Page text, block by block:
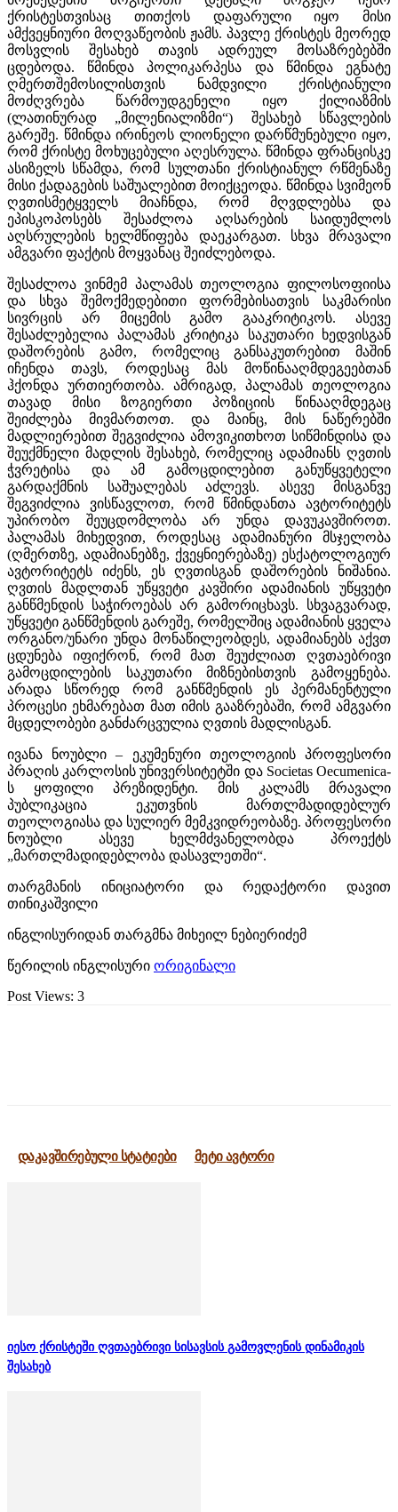
ქრისტესთვისაც თითქოს დაფარული იყო მისი
ამქვეყნიური მოღვაწეობის ჟამს. პავლე ქრისტეს მეორედ
მოსვლის შესახებ თავის ადრეულ მოსაზრებებში
ცდებოდა. წმინდა პოლიკარპესა და წმინდა ეგნატე
ღმერთშემოსილისთვის ნამდვილი ქრისტიანული
მოძღვრება წარმოუდგენელი იყო ქილიაზმის
(ლათინურად „მილენიალიზმი“) შესახებ სწავლების
გარეშე. წმინდა ირინეოს ლიონელი დარწმუნებული იყო,
რომ ქრისტე მოხუცებული აღესრულა. წმინდა ფრანცისკე
ასიზელს სწამდა, რომ სულთანი ქრისტიანულ რწმენაზე
მისი ქადაგების საშუალებით მოიქცეოდა. წმინდა სვიმეონ
ღვთისმეტყველს მიაჩნდა, რომ მღვდლებსა და
ეპისკოპოსებს შესაძლოა აღსარების საიდუმლოს
აღსრულების ხელმწიფება დაეკარგათ. სხვა მრავალი
ამგვარი ფაქტის მოყვანაც შეიძლებოდა.
შესაძლოა ვინმემ პალამას თეოლოგია ფილოსოფიისა
და სხვა შემოქმედებითი ფორმებისათვის საკმარისი
სივრცის არ მიცემის გამო გააკრიტიკოს. ასევე
შესაძლებელია პალამას კრიტიკა საკუთარი ხედვისგან
დაშორების გამო, რომელიც განსაკუთრებით მაშინ
იჩენდა თავს, როდესაც მას მოწინააღმდეგეებთან
ჰქონდა ურთიერთობა. ამრიგად, პალამას თეოლოგია
თავად მისი ზოგიერთი პოზიციის წინააღმდეგაც
შეიძლება მივმართოთ. და მაინც, მის ნაწერებში
მადლიერებით შეგვიძლია ამოვიკითხოთ სიწმინდისა და
შეუქმნელი მადლის შესახებ, რომელიც ადამიანს ღვთის
ჭვრეტისა და ამ გამოცდილებით განუწყვეტელი
გარდაქმნის საშუალებას აძლევს. ასევე მისგანვე
შეგვიძლია ვისწავლოთ, რომ წმინდანთა ავტორიტეტს
უპირობო შეუცდომლობა არ უნდა დავუკავშიროთ.
პალამას მიხედვით, როდესაც ადამიანური მსჯელობა
(ღმერთზე, ადამიანებზე, ქვეყნიერებაზე) ესქატოლოგიურ
ავტორიტეტს იძენს, ეს ღვთისგან დაშორების ნიშანია.
ღვთის მადლთან უწყვეტი კავშირი ადამიანის უწყვეტი
განწმენდის საჭიროებას არ გამორიცხავს. სხვაგვარად,
უწყვეტი განწმენდის გარეშე, რომელშიც ადამიანის ყველა
ორგანო/უნარი უნდა მონაწილეობდეს, ადამიანებს აქვთ
ცდუნება იფიქრონ, რომ მათ შეუძლიათ ღვთაებრივი
გამოცდილების საკუთარი მიზნებისთვის გამოყენება.
არადა სწორედ რომ განწმენდის ეს პერმანენტული
პროცესი ეხმარებათ მათ იმის გააზრებაში, რომ ამგვარი
მცდელობები განძარცვულია ღვთის მადლისგან.
ივანა ნოუბლი – ეკუმენური თეოლოგიის პროფესორი
პრაღის კარლოსის უნივერსიტეტში და Societas Oecumenica-
ს ყოფილი პრეზიდენტი. მის კალამს მრავალი
პუბლიკაცია ეკუთვნის მართლმადიდებლურ
თეოლოგიასა და სულიერ მემკვიდრეობაზე. პროფესორი
ნოუბლი ასევე ხელმძვანელობდა პროექტს
„მართლმადიდებლობა დასავლეთში“.
თარგმანის ინიციატორი და რედაქტორი დავით
თინიკაშვილი
ინგლისურიდან თარგმნა მიხეილ ნებიერიძემ
წერილის ინგლისური ორიგინალი
Post Views: 3
დაკავშირებული სტატიები მეტი ავტორი
იესო ქრისტეში ღვთაებრივი სისავსის გამოვლენის დინამიკის
შესახებ